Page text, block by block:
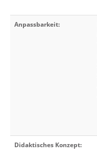
Anpassbarkeit:
Didaktisches Konzept: